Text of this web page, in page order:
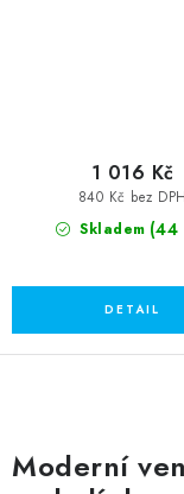
Skladem (44
840 Kč bez DPH
1 016 Kč
v
Moderní